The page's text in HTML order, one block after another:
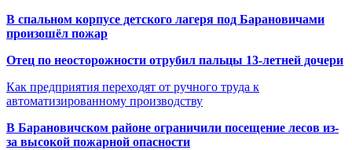
В спальном корпусе детского лагеря под Барановичами
произошёл пожар
Отец по неосторожности отрубил пальцы 13-летней дочери
Как предприятия переходят от ручного труда к
автоматизированному производству
В Барановичском районе ограничили посещение лесов из-
за высокой пожарной опасности